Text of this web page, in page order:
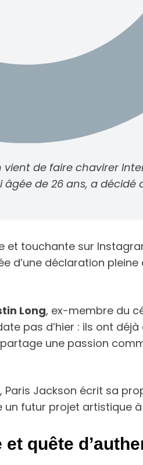
vient de faire chavirer
âgée de 26 ans, a
touchante sur
d’une déclaration pleine
Long, ex-membre du
pas d’hier : ils ont
une passion
Jackson écrit sa
futur projet artistique à
quête